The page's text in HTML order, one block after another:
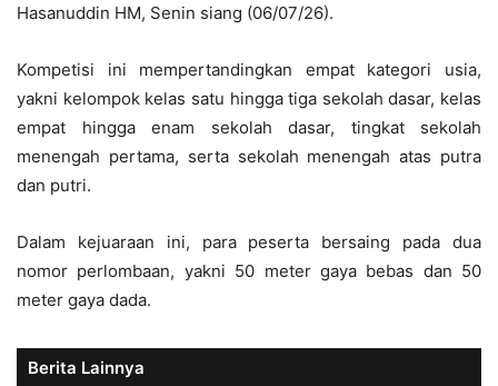
Hasanuddin HM, Senin siang (06/07/26).
Kompetisi ini mempertandingkan empat kategori usia,
yakni kelompok kelas satu hingga tiga sekolah dasar, kelas
empat hingga enam sekolah dasar, tingkat sekolah
menengah pertama, serta sekolah menengah atas putra
dan putri.
Dalam kejuaraan ini, para peserta bersaing pada dua
nomor perlombaan, yakni 50 meter gaya bebas dan 50
meter gaya dada.
Berita Lainnya